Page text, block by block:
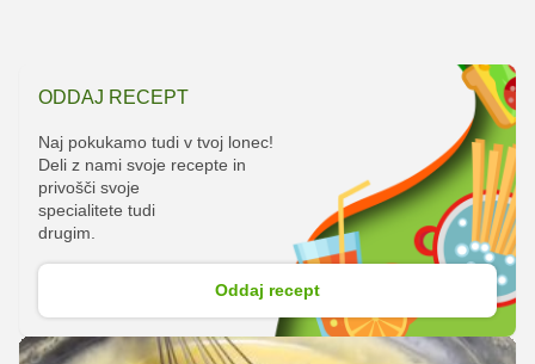
ODDAJ RECEPT
Naj pokukamo tudi v tvoj lonec!
Deli z nami svoje recepte in
privošči svoje
specialitete tudi
drugim.
Oddaj recept